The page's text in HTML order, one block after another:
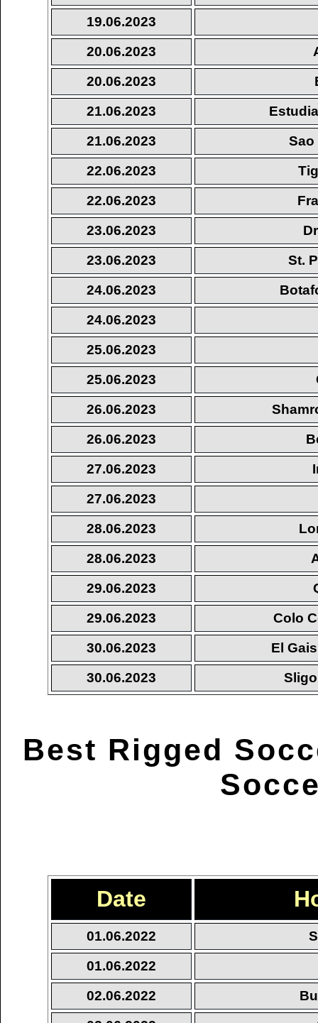
19.06.2023
20.06.2023
20.06.2023
21.06.2023
21.06.2023
Sao
22.06.2023
22.06.2023
23.06.2023
23.06.2023
St.
24.06.2023
24.06.2023
25.06.2023
25.06.2023
26.06.2023
26.06.2023
27.06.2023
27.06.2023
28.06.2023
28.06.2023
29.06.2023
29.06.2023
Colo
30.06.2023
El
30.06.2023
Best Rigged
Date
01.06.2022
01.06.2022
02.06.2022